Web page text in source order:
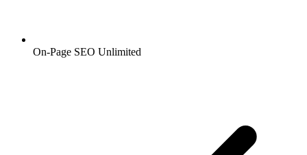
On-Page SEO Unlimited